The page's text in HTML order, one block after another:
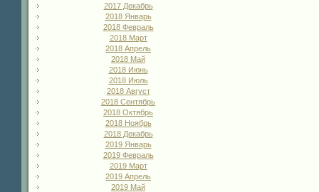
2017 Декабрь
2018 Январь
2018 Февраль
2018 Март
2018 Апрель
2018 Май
2018 Июнь
2018 Июль
2018 Август
2018 Сентябрь
2018 Октябрь
2018 Ноябрь
2018 Декабрь
2019 Январь
2019 Февраль
2019 Март
2019 Апрель
2019 Май